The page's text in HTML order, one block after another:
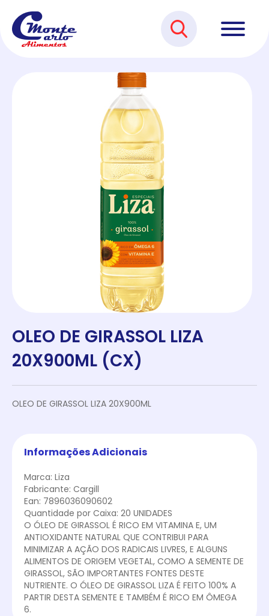
OLEO DE GIRASSOL LIZA
20X900ML (CX)
OLEO DE GIRASSOL LIZA 20X900ML
Informações Adicionais
Marca: Liza
Fabricante: Cargill
Ean: 7896036090602
Quantidade por Caixa: 20 UNIDADES
O ÓLEO DE GIRASSOL É RICO EM VITAMINA E, UM
ANTIOXIDANTE NATURAL QUE CONTRIBUI PARA
MINIMIZAR A AÇÃO DOS RADICAIS LIVRES, E ALGUNS
ALIMENTOS DE ORIGEM VEGETAL, COMO A SEMENTE DE
GIRASSOL, SÃO IMPORTANTES FONTES DESTE
NUTRIENTE. O ÓLEO DE GIRASSOL LIZA É FEITO 100% A
PARTIR DESTA SEMENTE E TAMBÉM É RICO EM ÔMEGA
6.